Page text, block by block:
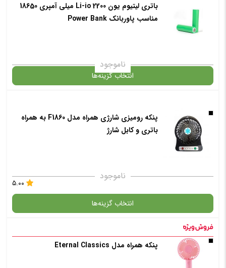
✧ چت با پشتیبان واتس آپ
گارانتی
✧ چت با پشتیبان واتس آپ
باتری لیتیوم یون Li-io 2200 میلی آمپری 18650
مناسب پاوربانک Power Bank
ناموجود
انتخاب گزینه‌ها
در حال حاضر این محصول در انبار موجود نیست و در دسترس نمی باشد.
✧ چت با پشتیبان واتس آپ
پنکه رومیزی شارژی همراه مدل F1860 به همراه
باتری و کابل شارژ
ناموجود
۵.۰۰
انتخاب گزینه‌ها
در حال حاضر این محصول در انبار موجود نیست و در دسترس نمی باشد.
پنکه همراه مدل Eternal Classics